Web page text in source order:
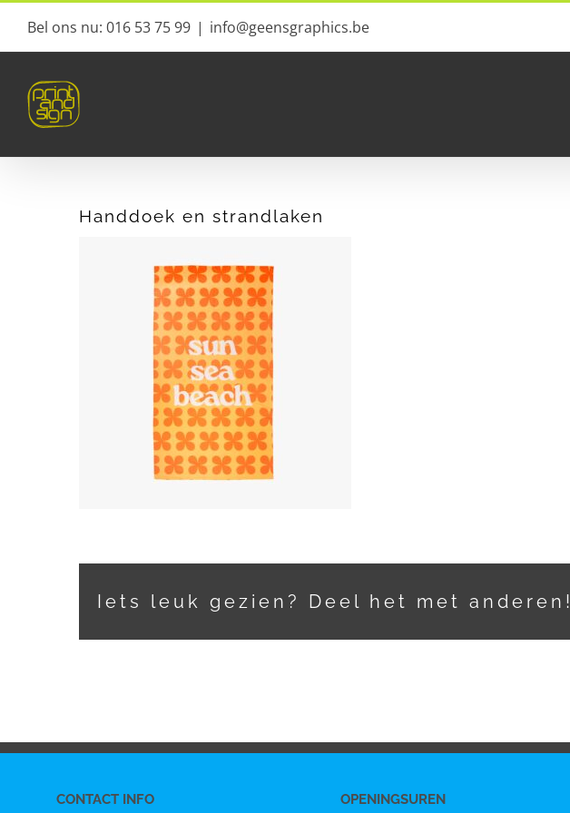
Ga
Bel ons nu: 016 53 75 99 | info@geensgraphics.be
Handdoek en strandlaken
Iets leuk gezien? Deel het met anderen!
CONTACT INFO OPENINGSUREN